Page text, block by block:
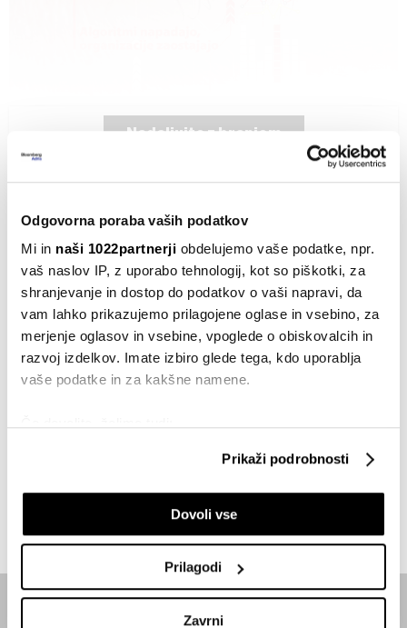
Odgovorna poraba vaših podatkov
Mi in naši 1022partnerji obdelujemo vaše podatke, npr.
vaš naslov IP, z uporabo tehnologij, kot so piškotki, za
shranjevanje in dostop do podatkov o vaši napravi, da
vam lahko prikazujemo prilagojene oglase in vsebino, za
merjenje oglasov in vsebine, vpoglede o obiskovalcih in
razvoj izdelkov. Imate izbiro glede tega, kdo uporablja
vaše podatke in za kakšne namene.
Identificirati napravo z aktivnim preverjanjem
lastnosti (odčitavanje prstnih odtisov)
Poglejte si še, kako se obdelujejo vaši osebni podatki in
nastavite svoje preference vrazdelku o podrobnostih
iz Izjave o piškotkih.
Prikaži podrobnosti
Dovoli vse
Prilagodi
Zavrni
Nadaljujte z branjem
Kdo bo govoril naše jezike, ko bo
umetna inteligenca prevzela svet?
Deathboti z umetno inteligenco so
najnovejša duhovna norija,
spodbujena s tehnologijo
05.08.2026
Brez bolečine ni učinka: skrivnost
korejske lepotne industrije
Metina velika stava v močvirjih
Bloomberg Adria
Registrirajte se in preberite 5 člankov
brezplačno!
*Ne velja za sekciji Analiza in Bloomberg
Businessweek Adria ter Premium vsebine - ki so
na voljo samo naročnikom.
Če ste naročnik, se prijavite.